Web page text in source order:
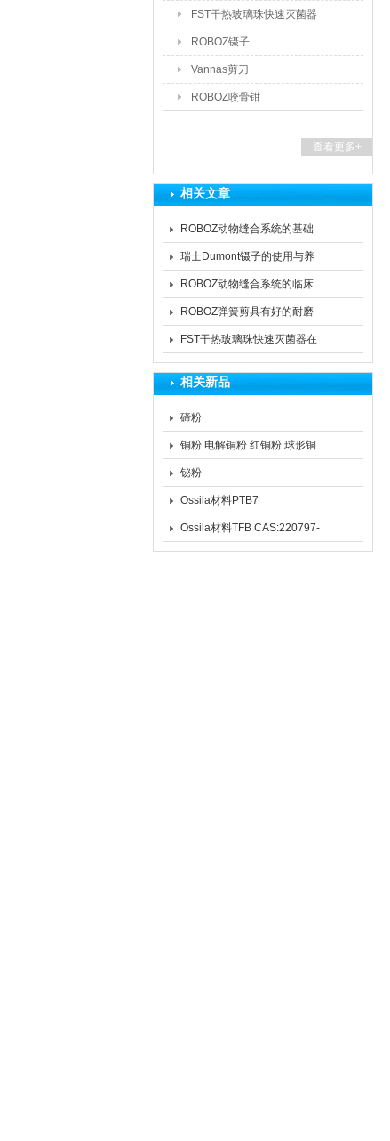
FST干热玻璃珠快速灭菌器
ROBOZ镊子
Vannas剪刀
ROBOZ咬骨钳
查看更多+
相关文章
ROBOZ动物缝合系统的基础
架构与场景适配特性
瑞士Dumont镊子的使用与养
护的核心要点分享
ROBOZ动物缝合系统的临床
价值：多维赋能兽医外科实践
ROBOZ弹簧剪具有好的耐磨
性和抗腐蚀性
FST干热玻璃珠快速灭菌器在
药品和生物制品的生产过程中
的作用
相关新品
碲粉
铜粉 电解铜粉 红铜粉 球形铜
粉
铋粉
Ossila材料PTB7
CAS:1266549-31-8 PTB7
Ossila材料TFB CAS:220797-
16-0